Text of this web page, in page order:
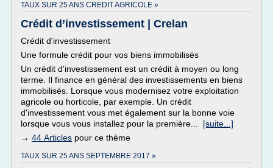
TAUX SUR 25 ANS CREDIT AGRICOLE »
Crédit d’investissement | Crelan
Crédit d'investissement
Une formule crédit pour vos biens immobilisés
Un crédit d'investissement est un crédit à moyen ou long
terme. Il finance en général des investissements en biens
immobilisés. Lorsque vous modernisez votre exploitation
agricole ou horticole, par exemple. Un crédit
d'investissement vous met également sur la bonne voie
lorsque vous vous installez pour la première... [suite...]
→ 44 Articles pour ce thème
TAUX SUR 25 ANS SEPTEMBRE 2017 »